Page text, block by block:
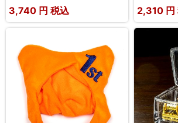
3,740 円 税込 2,310 円